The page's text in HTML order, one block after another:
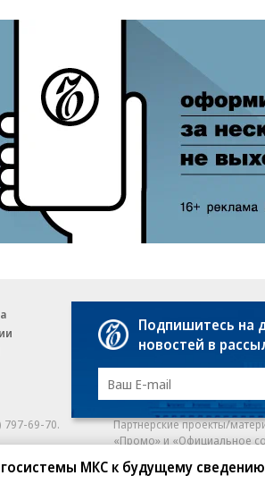
МКС к будущему
Правовая информация
E-mail рассылки
797-69-70.
Партнерские проекты/
«Промо» и «Официальное
На kommersant.ru
Подпишитесь на
новостей в